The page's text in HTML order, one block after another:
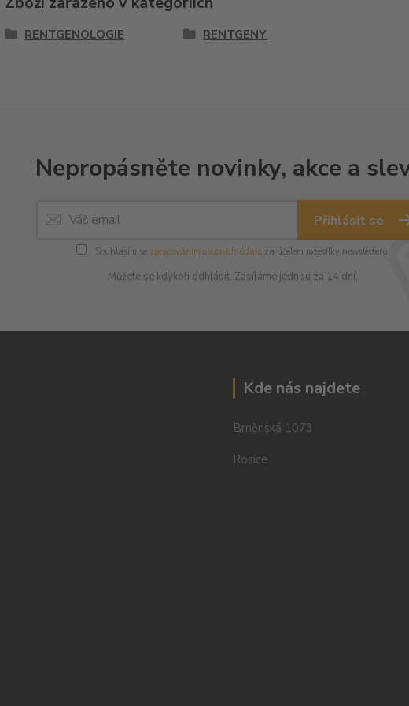
RENTGENOLOGIE RENTGENY
Nepropásněte novinky, akce a
Přihlásit se
Souhlasím se zpracováním osobních údajůza účelem rozesílky newsletteru.
Můžete se kdykoli odhlásit. Zasíláme jednou za 14 dní.
Kde nás najdete
Brněnská 1073
Rosice